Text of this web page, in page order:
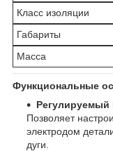
Класс изоляции
Габариты
Масса
Функциональные
Регулируемый
Позволяет
электродом
дуги.